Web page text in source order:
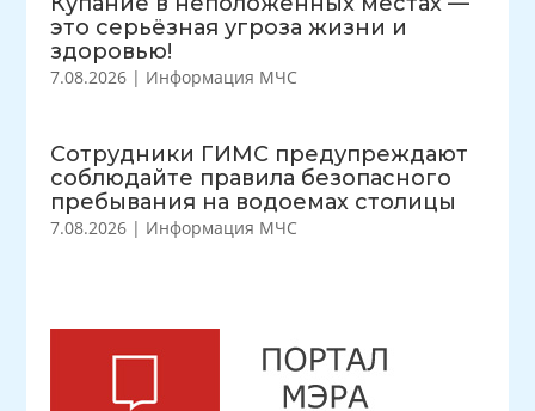
это серьёзная угроза жизни и
здоровью!
7.08.2026 | Информация МЧС
Сотрудники ГИМС предупреждают
соблюдайте правила безопасного
пребывания на водоемах столицы
7.08.2026 | Информация МЧС